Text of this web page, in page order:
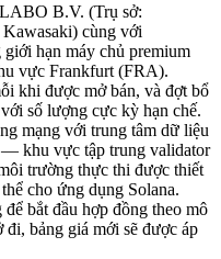
B.V. (Trụ sở:
cùng với
hạn máy chủ premium
vực Frankfurt (FRA).
khi được mở bán, và đợt bổ
số lượng cực kỳ hạn chế.
mạng với trung tâm dữ liệu
— khu vực tập trung validator
trường thực thi được thiết
cho ứng dụng Solana.
bắt đầu hợp đồng theo mô
bảng giá mới sẽ được áp